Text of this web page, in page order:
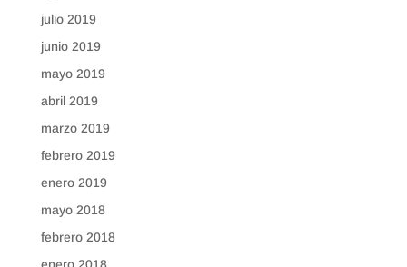
julio 2019
junio 2019
mayo 2019
abril 2019
marzo 2019
febrero 2019
enero 2019
mayo 2018
febrero 2018